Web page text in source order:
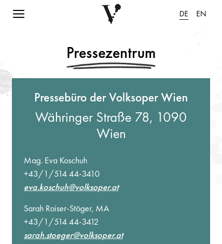
Navigation einblenden DE EN
Pressezentrum
Pressebüro der Volksoper Wien
Währinger Straße 78, 1090
Wien
Mag. Eva Koschuh
+43/1/514 44-3410
eva.koschuh@volksoper.at
Sarah Roiser-Stöger, MA
+43/1/514 44-3412
sarah.stoeger@volksoper.at